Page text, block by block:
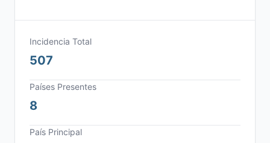
Incidencia Total
507
Países Presentes
8
País Principal